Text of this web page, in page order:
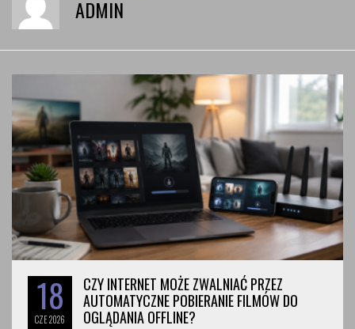
ADMIN
18
CZE2026
CZY INTERNET MOŻE ZWALNIAĆ PRZEZ
AUTOMATYCZNE POBIERANIE FILMÓW DO
OGLĄDANIA OFFLINE?